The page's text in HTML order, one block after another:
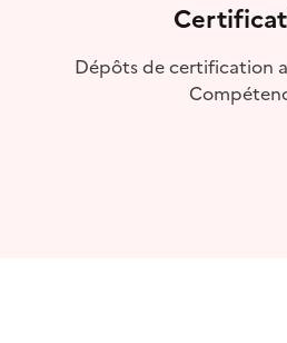
Dépôts de certification